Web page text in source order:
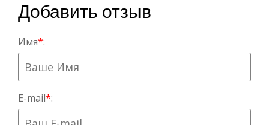
Добавить отзыв
Имя*:
E-mail*: